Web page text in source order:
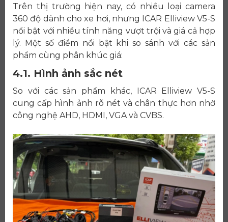
Trên thị trường hiện nay, có nhiều loại camera
360 độ dành cho xe hơi, nhưng ICAR Elliview V5-S
nổi bật với nhiều tính năng vượt trội và giá cả hợp
lý. Một số điểm nổi bật khi so sánh với các sản
phẩm cùng phân khúc giá:
4.1. Hình ảnh sắc nét
So với các sản phẩm khác, ICAR Elliview V5-S
cung cấp hình ảnh rõ nét và chân thực hơn nhờ
công nghệ AHD, HDMI, VGA và CVBS.